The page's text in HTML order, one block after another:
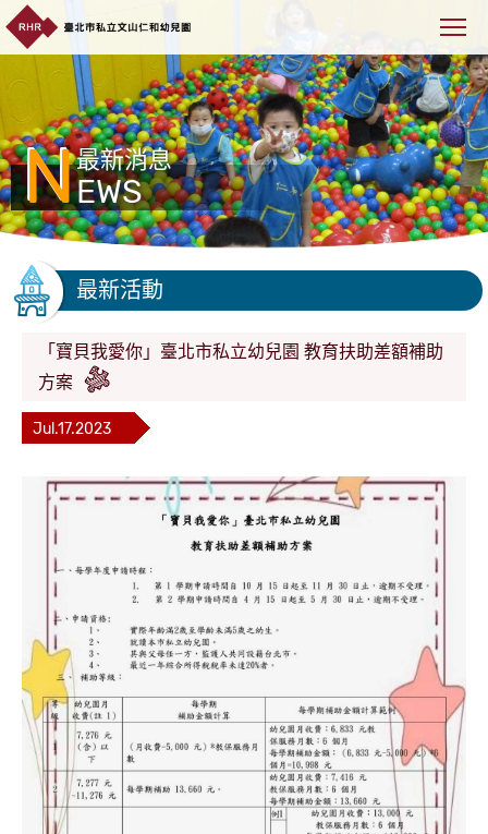
NEWS
最新消息
最新活動
「寶貝我愛你」臺北市私立幼兒園 教育扶助差額補助
方案
Jul.17.2023